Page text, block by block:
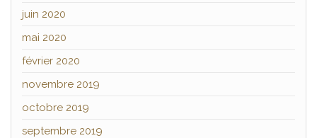
juin 2020
mai 2020
février 2020
novembre 2019
octobre 2019
septembre 2019